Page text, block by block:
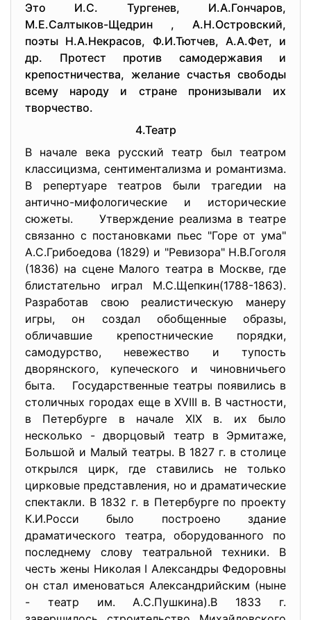
Это И.С. Тургенев, И.А.Гончаров,
М.Е.Салтыков-Щедрин , А.Н.Островский,
поэты Н.А.Некрасов, Ф.И.Тютчев, А.А.Фет, и
др. Протест против самодержавия и
крепостничества, желание счастья свободы
всему народу и стране пронизывали их
творчество.
4.Театр
В начале века русский театр был театром
классицизма, сентиментализма и романтизма.
В репертуаре театров были трагедии на
антично-мифологические и исторические
сюжеты. Утверждение реализма в театре
связанно с постановками пьес "Горе от ума"
А.С.Грибоедова (1829) и "Ревизора" Н.В.Гоголя
(1836) на сцене Малого театра в Москве, где
блистательно играл М.С.Щепкин(1788-1863).
Разработав свою реалистическую манеру
игры, он создал обобщенные образы,
обличавшие крепостнические порядки,
самодурство, невежество и тупость
дворянского, купеческого и чиновничьего
быта. Государственные театры появились в
столичных городах еще в XVIII в. В частности,
в Петербурге в начале XIX в. их было
несколько - дворцовый театр в Эрмитаже,
Большой и Малый театры. В 1827 г. в столице
открылся цирк, где ставились не только
цирковые представления, но и драматические
спектакли. В 1832 г. в Петербурге по проекту
К.И.Росси было построено здание
драматического театра, оборудованного по
последнему слову театральной техники. В
честь жены Николая I Александры Федоровны
он стал именоваться Александрийским (ныне
- театр им. А.С.Пушкина).В 1833 г.